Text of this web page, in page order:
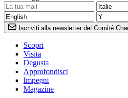
Iscriviti alla newsletter del Comité
Scopri
Visita
Degusta
Approfondisci
Impegni
Magazine